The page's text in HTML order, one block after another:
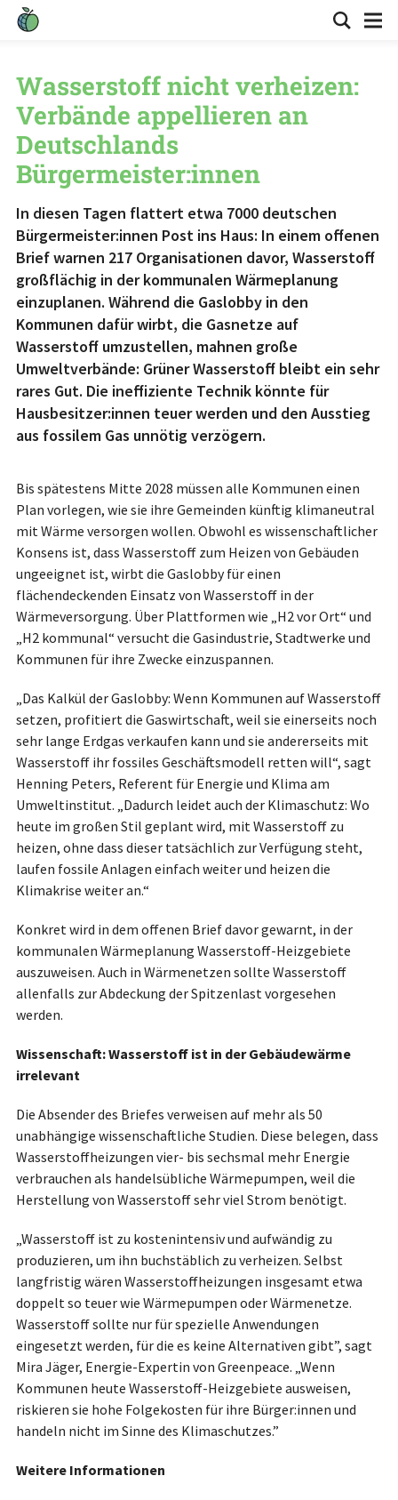
Wasserstoff nicht verheizen:
Verbände appellieren an
Deutschlands
Bürgermeister:innen
In diesen Tagen flattert etwa 7000 deutschen
Bürgermeister:innen Post ins Haus: In einem offenen
Brief warnen 217 Organisationen davor, Wasserstoff
großflächig in der kommunalen Wärmeplanung
einzuplanen. Während die Gaslobby in den
Kommunen dafür wirbt, die Gasnetze auf
Wasserstoff umzustellen, mahnen große
Umweltverbände: Grüner Wasserstoff bleibt ein sehr
rares Gut. Die ineffiziente Technik könnte für
Hausbesitzer:innen teuer werden und den Ausstieg
aus fossilem Gas unnötig verzögern.
Bis spätestens Mitte 2028 müssen alle Kommunen einen
Plan vorlegen, wie sie ihre Gemeinden künftig klimaneutral
mit Wärme versorgen wollen. Obwohl es wissenschaftlicher
Konsens ist, dass Wasserstoff zum Heizen von Gebäuden
ungeeignet ist, wirbt die Gaslobby für einen
flächendeckenden Einsatz von Wasserstoff in der
Wärmeversorgung. Über Plattformen wie „H2 vor Ort“ und
„H2 kommunal“ versucht die Gasindustrie, Stadtwerke und
Kommunen für ihre Zwecke einzuspannen.
„Das Kalkül der Gaslobby: Wenn Kommunen auf Wasserstoff
setzen, profitiert die Gaswirtschaft, weil sie einerseits noch
sehr lange Erdgas verkaufen kann und sie andererseits mit
Wasserstoff ihr fossiles Geschäftsmodell retten will“, sagt
Henning Peters, Referent für Energie und Klima am
Umweltinstitut. „Dadurch leidet auch der Klimaschutz: Wo
heute im großen Stil geplant wird, mit Wasserstoff zu
heizen, ohne dass dieser tatsächlich zur Verfügung steht,
laufen fossile Anlagen einfach weiter und heizen die
Klimakrise weiter an.“
Konkret wird in dem offenen Brief davor gewarnt, in der
kommunalen Wärmeplanung Wasserstoff-Heizgebiete
auszuweisen. Auch in Wärmenetzen sollte Wasserstoff
allenfalls zur Abdeckung der Spitzenlast vorgesehen
werden.
Wissenschaft: Wasserstoff ist in der Gebäudewärme
irrelevant
Die Absender des Briefes verweisen auf mehr als 50
unabhängige wissenschaftliche Studien. Diese belegen, dass
Wasserstoffheizungen vier- bis sechsmal mehr Energie
verbrauchen als handelsübliche Wärmepumpen, weil die
Herstellung von Wasserstoff sehr viel Strom benötigt.
„Wasserstoff ist zu kostenintensiv und aufwändig zu
produzieren, um ihn buchstäblich zu verheizen. Selbst
langfristig wären Wasserstoffheizungen insgesamt etwa
doppelt so teuer wie Wärmepumpen oder Wärmenetze.
Wasserstoff sollte nur für spezielle Anwendungen
eingesetzt werden, für die es keine Alternativen gibt”, sagt
Mira Jäger, Energie-Expertin von Greenpeace. „Wenn
Kommunen heute Wasserstoff-Heizgebiete ausweisen,
riskieren sie hohe Folgekosten für ihre Bürger:innen und
handeln nicht im Sinne des Klimaschutzes.”
Weitere Informationen